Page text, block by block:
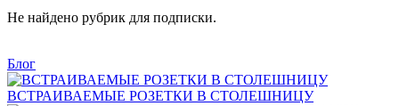
Не найдено рубрик для подписки.
Блог
ВСТРАИВАЕМЫЕ РОЗЕТКИ В СТОЛЕШНИЦУ